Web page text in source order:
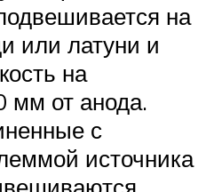
на
или латуни и
на
мм от анода.
с
источника